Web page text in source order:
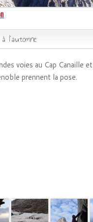
l’automne
voies au Cap Canaille
prennent la pose.